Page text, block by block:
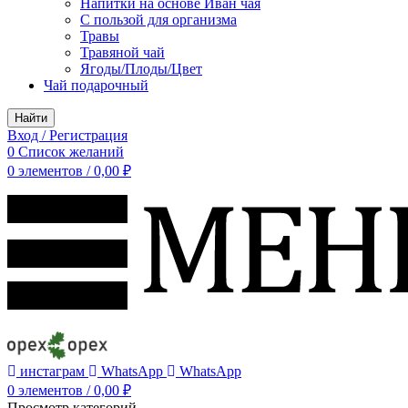
Напитки на основе Иван чая
С пользой для организма
Травы
Травяной чай
Ягоды/Плоды/Цвет
Чай подарочный
Найти
Вход / Регистрация
0 Список желаний
0 элементов / 0,00 ₽
инстаграм WhatsApp
WhatsApp
0 элементов / 0,00 ₽